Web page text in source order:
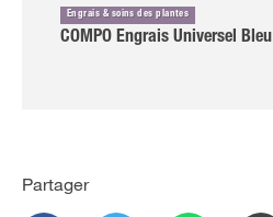
Engrais & soins des plantes
COMPO Engrais Universel Bleu
Partager